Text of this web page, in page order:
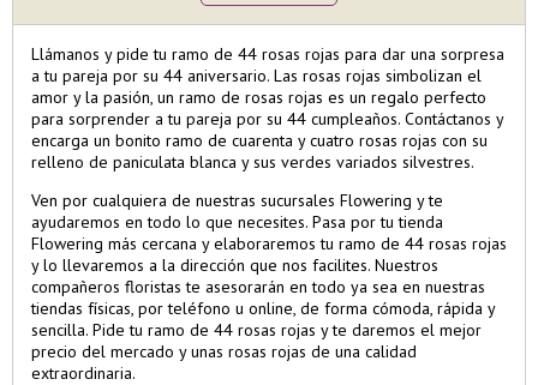
Llámanos y pide tu ramo de 44 rosas rojas para dar una sorpresa
a tu pareja por su 44 aniversario. Las rosas rojas simbolizan el
amor y la pasión, un ramo de rosas rojas es un regalo perfecto
para sorprender a tu pareja por su 44 cumpleaños. Contáctanos y
encarga un bonito ramo de cuarenta y cuatro rosas rojas con su
relleno de paniculata blanca y sus verdes variados silvestres.
Ven por cualquiera de nuestras sucursales Flowering y te
ayudaremos en todo lo que necesites. Pasa por tu tienda
Flowering más cercana y elaboraremos tu ramo de 44 rosas rojas
y lo llevaremos a la dirección que nos facilites. Nuestros
compañeros floristas te asesorarán en todo ya sea en nuestras
tiendas físicas, por teléfono u online, de forma cómoda, rápida y
sencilla. Pide tu ramo de 44 rosas rojas y te daremos el mejor
precio del mercado y unas rosas rojas de una calidad
extraordinaria.